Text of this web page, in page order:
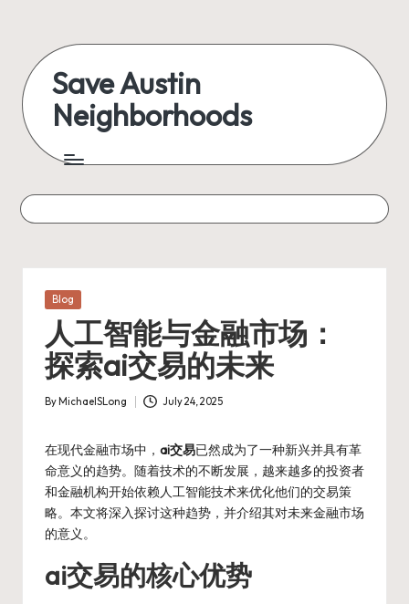
content
Save Austin
Neighborhoods
Austin
everything
Posted
Blog
人工智能与金融市场：
探索ai交易的未来
Posted
By MichaelSLong July 24, 2025
在现代金融市场中， ai交易已然成为了一种新兴并具有革
命意义的趋势。随着技术的不断发展，越来越多的投资者
和金融机构开始依赖人工智能技术来优化他们的交易策
略。本文将深入探讨这种趋势，并介绍其对未来金融市场
的意义。
ai交易的核心优势